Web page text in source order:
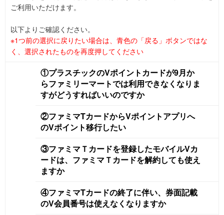
ご利用いただけます。
以下よりご確認ください。
※1つ前の選択に戻りたい場合は、青色の「戻る」ボタンではな
く、選択されたものを再度押してください
①プラスチックのVポイントカードが9月か
らファミリーマートでは利用できなくなりま
すがどうすればいいのですか
②ファミマTカードからVポイントアプリへ
のVポイント移行したい
③ファミマＴカードを登録したモバイルVカ
ードは、ファミマＴカードを解約しても使え
ますか
④ファミマTカードの終了に伴い、券面記載
のV会員番号は使えなくなりますか